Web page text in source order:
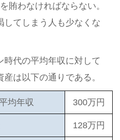
賄わなければならない。
してしまう人も少なくな
時代の平均年収に対して
は以下の通りである。
均年収 300万円
128万円